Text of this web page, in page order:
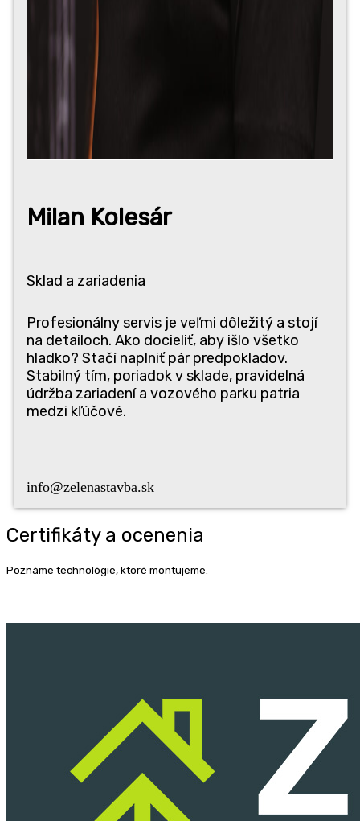
Milan Kole­sár
Sklad a zariadenia
Pro­fe­si­o­nál­ny ser­vis je veľ­mi dôle­ži­tý a sto­jí
na detai­loch. Ako docie­liť, aby išlo všet­ko
hlad­ko? Sta­čí napl­niť pár pred­po­kla­dov.
Sta­bil­ný tím, pori­a­dok v skla­de, pra­vi­del­ná
údrž­ba zari­a­de­ní a vozo­vé­ho par­ku patria
med­zi kľúčové.
info@zelenastavba.sk
Cer­ti­fi­ká­ty a ocenenia
Pozná­me tech­no­ló­gie, kto­ré montujeme.